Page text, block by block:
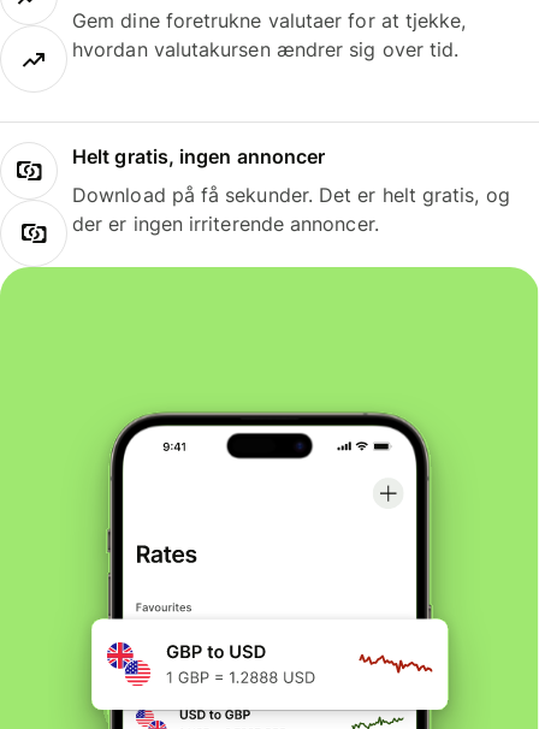
Gem dine foretrukne valutaer for at tjekke,
hvordan valutakursen ændrer sig over tid.
Helt gratis, ingen annoncer
Download på få sekunder. Det er helt gratis, og
der er ingen irriterende annoncer.